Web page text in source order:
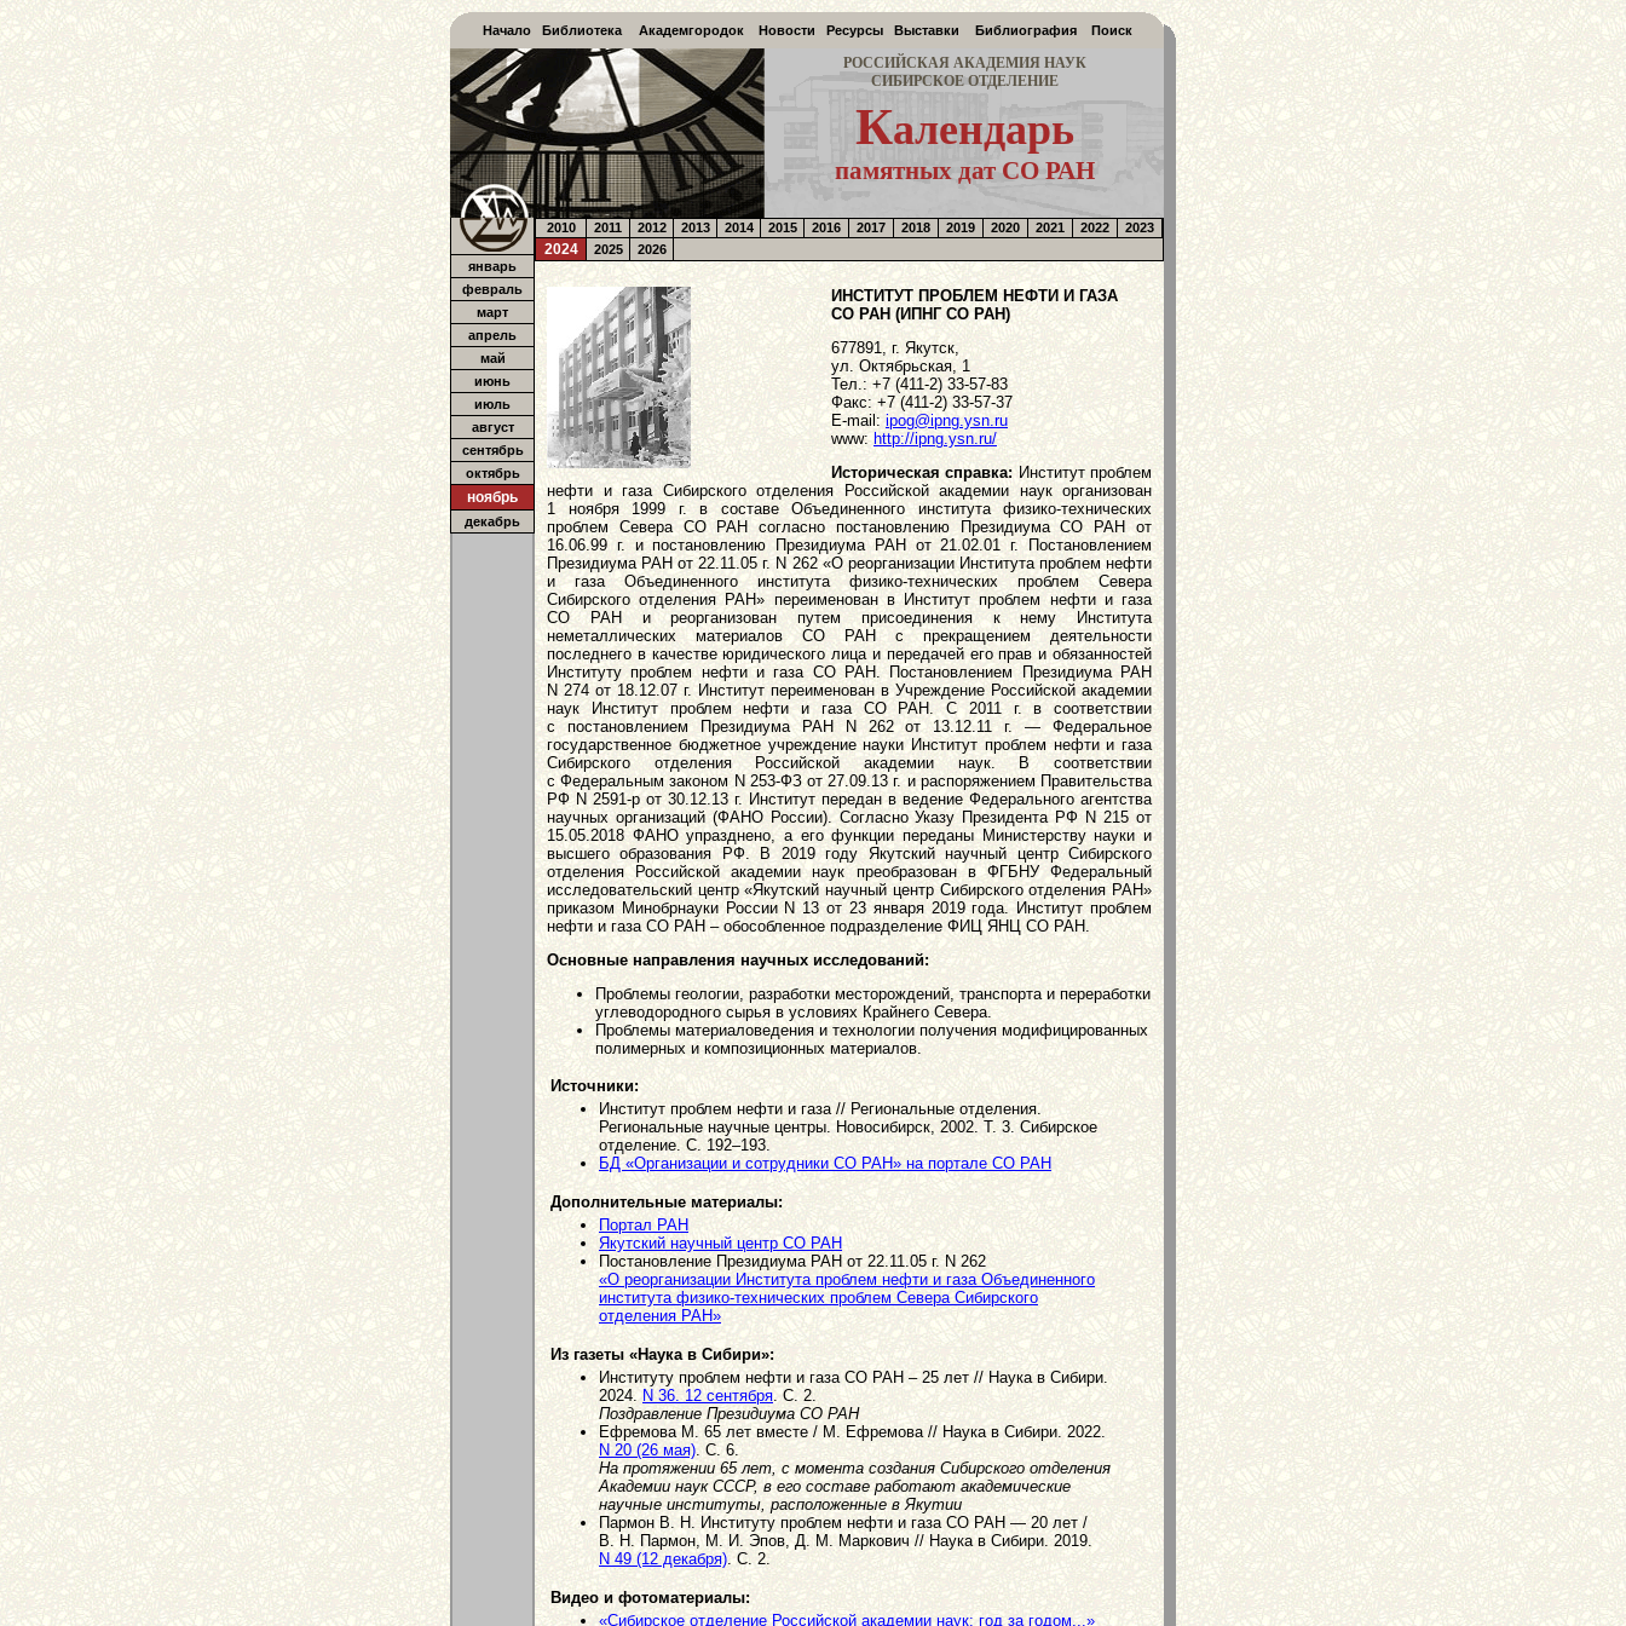
Начало Библиотека Академгородок Новости Ресурсы Выставки Библиография Поиск
РОССИЙСКАЯ АКАДЕМИЯ НАУК
СИБИРСКОЕ ОТДЕЛЕНИЕ
Календарь
памятных дат СО РАН
январь
февраль
март
апрель
май
июнь
июль
август
сентябрь
октябрь
ноябрь
декабрь
2010 2011 2012 2013 2014 2015 2016 2017 2018 2019 2020 2021 2022 2023
2024 2025 2026
ИНСТИТУТ ПРОБЛЕМ НЕФТИ И ГАЗА
СО РАН (ИПНГ СО РАН)
677891, г. Якутск,
ул. Октябрьская, 1
Тел.: +7 (411-2) 33-57-83
Факс: +7 (411-2) 33-57-37
E-mail: ipog@ipng.ysn.ru
www:http://ipng.ysn.ru/
Историческая справка:Институт проблем
нефти и газа Сибирского отделения Российской академии наук организован
1 ноября 1999 г. в составе Объединенного института физико-технических
проблем Севера СО РАН согласно постановлению Президиума СО РАН от
16.06.99 г. и постановлению Президиума РАН от 21.02.01 г. Постановлением
Президиума РАН от 22.11.05 г. N 262 «О реорганизации Института проблем нефти
и газа Объединенного института физико-технических проблем Севера
Сибирского отделения РАН» переименован в Институт проблем нефти и газа
СО РАН и реорганизован путем присоединения к нему Института
неметаллических материалов СО РАН с прекращением деятельности
последнего в качестве юридического лица и передачей его прав и обязанностей
Институту проблем нефти и газа СО РАН. Постановлением Президиума РАН
N 274 от 18.12.07 г. Институт переименован в Учреждение Российской академии
наук Институт проблем нефти и газа СО РАН. С 2011 г. в соответствии
с постановлением Президиума РАН N 262 от 13.12.11 г. — Федеральное
государственное бюджетное учреждение науки Институт проблем нефти и газа
Сибирского отделения Российской академии наук. В соответствии
с Федеральным законом N 253-ФЗ от 27.09.13 г. и распоряжением Правительства
РФ N 2591-р от 30.12.13 г. Институт передан в ведение Федерального агентства
научных организаций (ФАНО России). Согласно Указу Президента РФ N 215 от
15.05.2018 ФАНО упразднено, а его функции переданы Министерству науки и
высшего образования РФ. В 2019 году Якутский научный центр Сибирского
отделения Российской академии наук преобразован в ФГБНУ Федеральный
исследовательский центр «Якутский научный центр Сибирского отделения РАН»
приказом Минобрнауки России N 13 от 23 января 2019 года. Институт проблем
нефти и газа СО РАН – обособленное подразделение ФИЦ ЯНЦ СО РАН.
Основные направления научных исследований:
Проблемы геологии, разработки месторождений, транспорта и переработки
углеводородного сырья в условиях Крайнего Севера.
Проблемы материаловедения и технологии получения модифицированных
полимерных и композиционных материалов.
Источники:
Институт проблем нефти и газа // Региональные отделения.
Региональные научные центры. Новосибирск, 2002. Т. 3. Сибирское
отделение. С. 192–193.
БД «Организации и сотрудники СО РАН» на портале СО РАН
Дополнительные материалы:
Портал РАН
Якутский научный центр СО РАН
Постановление Президиума РАН от 22.11.05 г. N 262
«О реорганизации Института проблем нефти и газа Объединенного
института физико-технических проблем Севера Сибирского
отделения РАН»
Из газеты «Наука в Сибири»:
Институту проблем нефти и газа СО РАН – 25 лет // Наука в Сибири.
2024.N 36. 12 сентября. С. 2.
Поздравление Президиума СО РАН
Ефремова М. 65 лет вместе / М. Ефремова // Наука в Сибири. 2022.
N 20 (26 мая). С. 6.
На протяжении 65 лет, с момента создания Сибирского отделения
Академии наук СССР, в его составе работают академические
научные институты, расположенные в Якутии
Пармон В. Н. Институту проблем нефти и газа СО РАН — 20 лет /
В. Н. Пармон, М. И. Эпов, Д. М. Маркович // Наука в Сибири. 2019.
N 49 (12 декабря). С. 2.
Видео и фотоматериалы:
«Сибирское отделение Российской академии наук: год за годом...»